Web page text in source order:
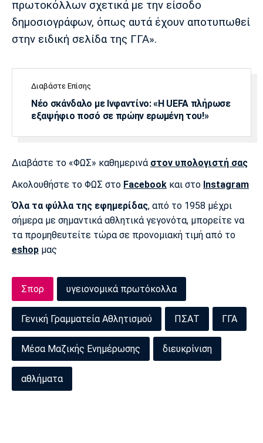
πρωτοκόλλων σχετικά με την είσοδο
δημοσιογράφων, όπως αυτά έχουν αποτυπωθεί
στην ειδική σελίδα της ΓΓΑ».
Διαβάστε Επίσης
Νέο σκάνδαλο με Ινφαντίνο: «Η UEFA πλήρωσε
εξαψήφιο ποσό σε πρώην ερωμένη του!»
Διαβάστε το «ΦΩΣ» καθημερινά στον υπολογιστή σας
Ακολουθήστε το ΦΩΣ στο Facebook και στο Instagram
Όλα τα φύλλα της εφημερίδας, από το 1958 μέχρι
σήμερα με σημαντικά αθλητικά γεγονότα, μπορείτε να
τα προμηθευτείτε τώρα σε προνομιακή τιμή από το
eshop μας
Σπορ υγειονομικά πρωτόκολλα
Γενική Γραμματεία Αθλητισμού ΠΣΑΤ ΓΓΑ
Μέσα Μαζικής Ενημέρωσης διευκρίνιση
αθλήματα